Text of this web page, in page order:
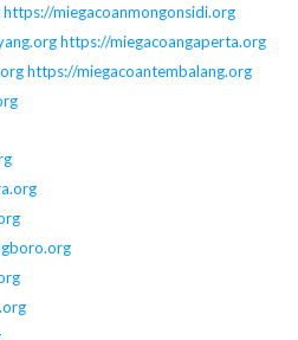
https://miegacoanmongonsidi.org
https://miegacoangaperta.org
https://miegacoantembalang.org